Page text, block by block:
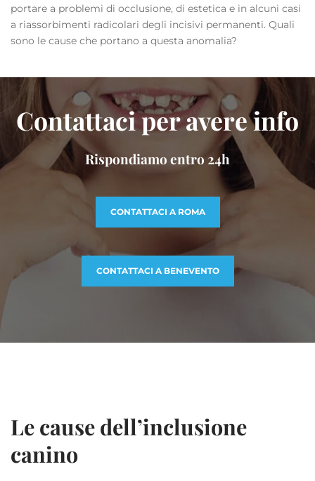
portare a problemi di occlusione, di estetica e in alcuni casi
a riassorbimenti radicolari degli incisivi permanenti. Quali
sono le cause che portano a questa anomalia?
Contattaci per avere info
Rispondiamo entro 24h
CONTATTACI A ROMA
CONTATTACI A BENEVENTO
Le cause dell’inclusione
canino